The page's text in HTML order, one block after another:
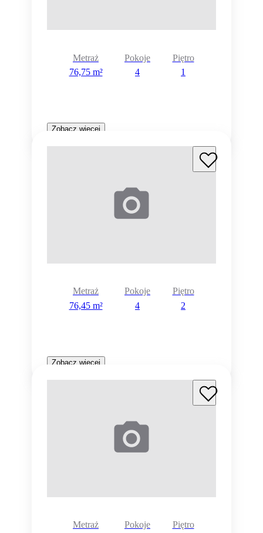
Metraż
76,75 m²
Pokoje
4
Piętro
1
Zobacz więcej
Metraż
76,45 m²
Pokoje
4
Piętro
2
Zobacz więcej
Metraż
Pokoje
Piętro